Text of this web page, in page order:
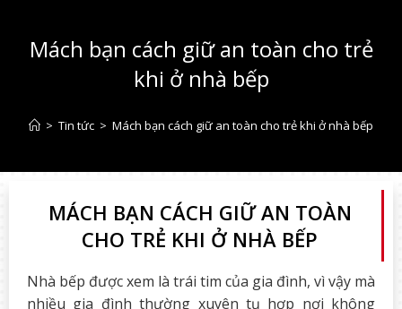
Mách bạn cách giữ an toàn cho trẻ
khi ở nhà bếp
> Tin tức > Mách bạn cách giữ an toàn cho trẻ khi ở nhà bếp
MÁCH BẠN CÁCH GIỮ AN TOÀN
CHO TRẺ KHI Ở NHÀ BẾP
Nhà bếp được xem là trái tim của gia đình, vì vậy mà
nhiều gia đình thường xuyên tụ hợp nơi không